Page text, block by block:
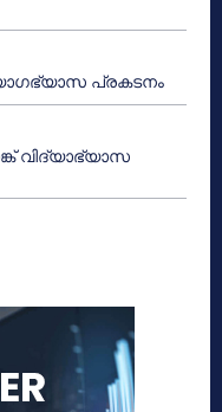
പ്രകടനം
വിദ്യാഭ്യാസ